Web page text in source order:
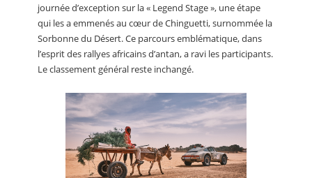
journée d’exception sur la « Legend Stage », une étape
qui les a emmenés au cœur de Chinguetti, surnommée la
Sorbonne du Désert. Ce parcours emblématique, dans
l’esprit des rallyes africains d’antan, a ravi les participants.
Le classement général reste inchangé.